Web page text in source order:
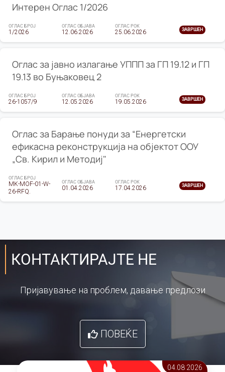
Интерен Оглас 1/2026
ОГЛАС БРОЈ
1/2026
ОГЛАС ОБЈАВА
12.06.2026
ОГЛАС РОК
25.06.2026 ЗАВРШЕН
Оглас за јавно излагање УППП за ГП 19.12 и ГП
19.13 во Буњаковец 2
ОГЛАС БРОЈ
26-1057/9
ОГЛАС ОБЈАВА
12.05.2026
ОГЛАС РОК
19.05.2026 ЗАВРШЕН
Оглас за Барање понуди за “Енергетски
ефикасна реконструкција на објектот ООУ
„Св. Кирил и Методиј"
ОГЛАС БРОЈ
MK-MOF-01-W-
26-RFQ.
ОГЛАС ОБЈАВА
01.04.2026
ОГЛАС РОК
17.04.2026 ЗАВРШЕН
КОНТАКТИРАЈТЕ НЕ
Пријавување на проблем, давање предлози
ПОВЕЌЕ
04.08 2026